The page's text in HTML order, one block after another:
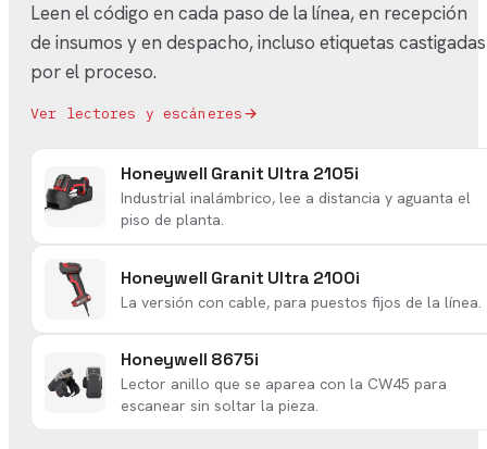
Leen el código en cada paso de la línea, en recepción
de insumos y en despacho, incluso etiquetas castigadas
por el proceso.
Ver lectores y escáneres
Honeywell Granit Ultra 2105i
Industrial inalámbrico, lee a distancia y aguanta el
piso de planta.
Honeywell Granit Ultra 2100i
La versión con cable, para puestos fijos de la línea.
Honeywell 8675i
Lector anillo que se aparea con la CW45 para
escanear sin soltar la pieza.